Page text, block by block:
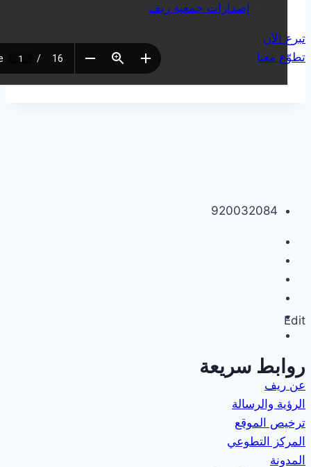
إصدارات جمعية ريف
تبرع الآن
تطوّع معنا
Edit
920032084
روابط سريعة
عن ريف
الرؤية والرسالة
ترخيص الموقع
المركز التطوعي
المدونة